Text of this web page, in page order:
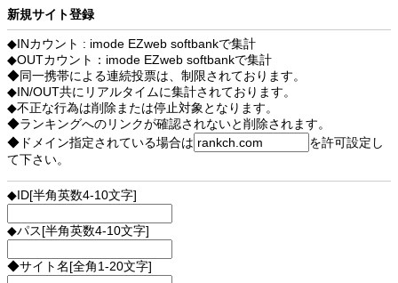
新規サイト登録
◆INカウント : imode EZweb softbankで集計
◆OUTカウント：imode EZweb softbankで集計
◆同一携帯による連続投票は、制限されております。
◆IN/OUT共にリアルタイムに集計されております。
◆不正な行為は削除または停止対象となります。
◆ランキングへのリンクが確認されないと削除されます。
◆ドメイン指定されている場合は
を許可設定し
て下さい。
◆ID[半角英数4-10文字]
◆パス[半角英数4-10文字]
◆サイト名[全角1-20文字]